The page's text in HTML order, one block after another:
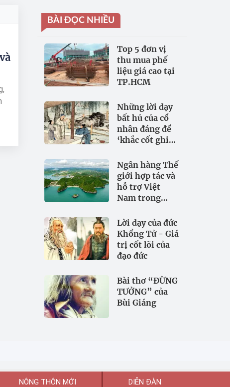
BÀI ĐỌC NHIỀU
Top 5 đơn vị
thu mua phế
liệu giá cao tại
TP.HCM
Những lời dạy
bất hủ của cổ
nhân đáng để
‘khắc cốt ghi
Ngân hàng Thế
giới hợp tác và
hỗ trợ Việt
Nam trong
ninh nguồn
nước
Lời dạy của đức
Khổng Tử - Giá
trị cốt lõi của
đạo đức
Bài thơ “ĐỪNG
TƯỞNG” của
Bùi Giáng
NÔNG THÔN MỚI DIỄN ĐÀN